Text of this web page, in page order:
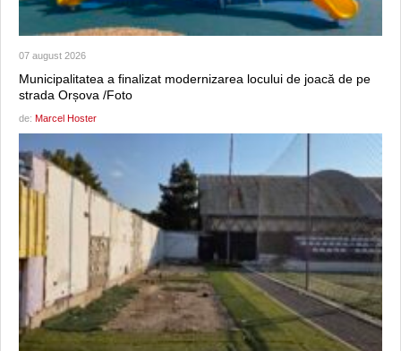
07 august 2026
Municipalitatea a finalizat modernizarea locului de joacă de pe
strada Orșova /Foto
de: Marcel Hoster